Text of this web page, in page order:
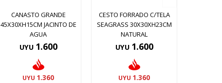
CANASTO GRANDE
45X30XH15CM JACINTO DE
AGUA
UYU 1.600
UYU 1.360
CESTO FORRADO C/TELA
SEAGRASS 30X30XH23CM
NATURAL
UYU 1.600
UYU 1.360